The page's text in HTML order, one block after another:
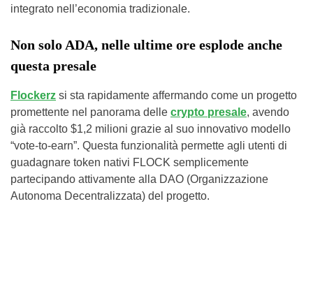
integrato nell’economia tradizionale.
Non solo ADA, nelle ultime ore esplode anche
questa presale
Flockerz si sta rapidamente affermando come un progetto
promettente nel panorama delle crypto presale, avendo
già raccolto $1,2 milioni grazie al suo innovativo modello
“vote-to-earn”. Questa funzionalità permette agli utenti di
guadagnare token nativi FLOCK semplicemente
partecipando attivamente alla DAO (Organizzazione
Autonoma Decentralizzata) del progetto.